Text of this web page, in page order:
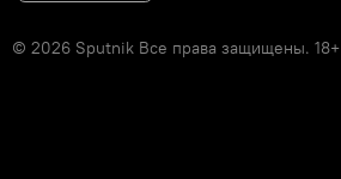
© 2026 Sputnik Все права защищены. 18+